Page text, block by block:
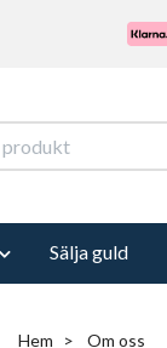
Sälja guld
Hem Om oss